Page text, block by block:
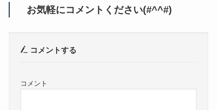
お気軽にコメントください(#^^#)
コメントする